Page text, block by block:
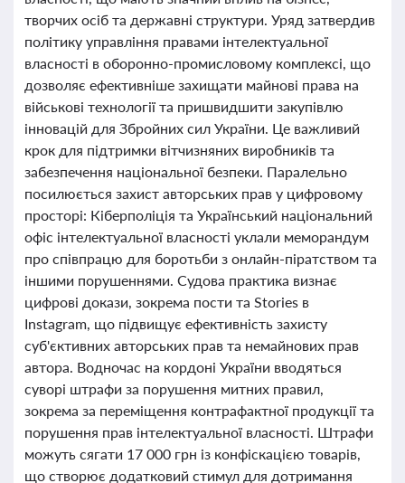
творчих осіб та державні структури. Уряд затвердив
політику управління правами інтелектуальної
власності в оборонно-промисловому комплексі, що
дозволяє ефективніше захищати майнові права на
військові технології та пришвидшити закупівлю
інновацій для Збройних сил України. Це важливий
крок для підтримки вітчизняних виробників та
забезпечення національної безпеки. Паралельно
посилюється захист авторських прав у цифровому
просторі: Кіберполіція та Український національний
офіс інтелектуальної власності уклали меморандум
про співпрацю для боротьби з онлайн-піратством та
іншими порушеннями. Судова практика визнає
цифрові докази, зокрема пости та Stories в
Instagram, що підвищує ефективність захисту
суб'єктивних авторських прав та немайнових прав
автора. Водночас на кордоні України вводяться
суворі штрафи за порушення митних правил,
зокрема за переміщення контрафактної продукції та
порушення прав інтелектуальної власності. Штрафи
можуть сягати 17 000 грн із конфіскацією товарів,
що створює додатковий стимул для дотримання